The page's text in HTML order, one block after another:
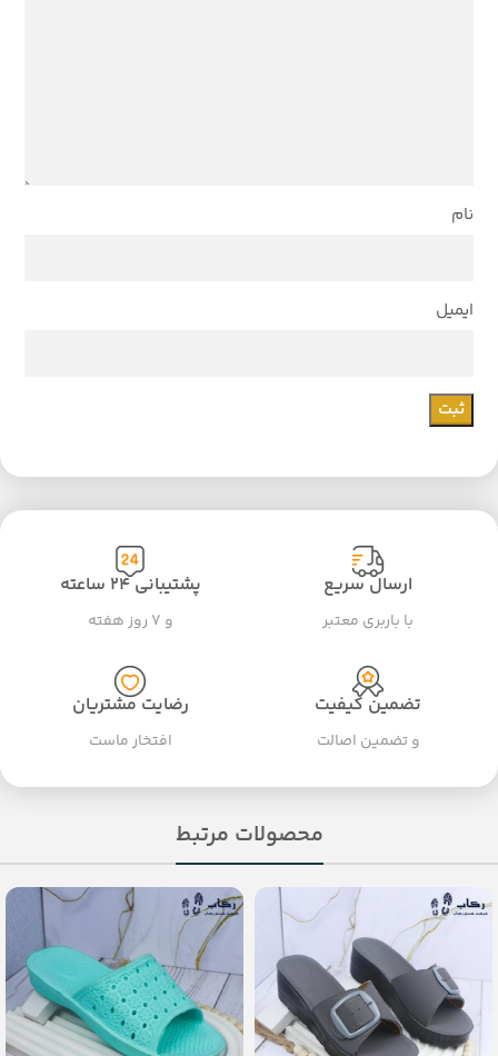
نام
ایمیل
ارسال سریع
با باربری معتبر
پشتیبانی ۲۴ ساعته
و ۷ روز هفته
تضمین کیفیت
و تضمین اصالت
رضایت مشتریان
افتخار ماست
محصولات مرتبط